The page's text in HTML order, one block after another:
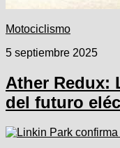
Motociclismo
5 septiembre 2025
Ather Redux:
del futuro